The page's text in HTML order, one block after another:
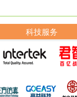
科技服务